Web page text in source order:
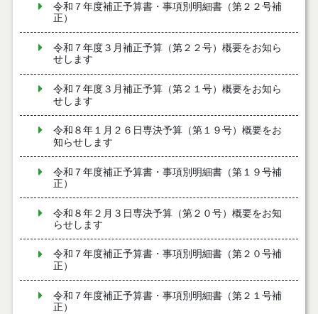
令和７年度補正予算書・事項別明細書（第２２号補
正）
令和７年度３月補正予算（第２２号）概要をお知ら
せします
令和７年度３月補正予算（第２１号）概要をお知ら
せします
令和８年１月２６日専決予算（第１９号）概要をお
知らせします
令和７年度補正予算書・事項別明細書（第１９号補
正）
令和８年２月３日専決予算（第２０号）概要をお知
らせします
令和７年度補正予算書・事項別明細書（第２０号補
正）
令和７年度補正予算書・事項別明細書（第２１号補
正）